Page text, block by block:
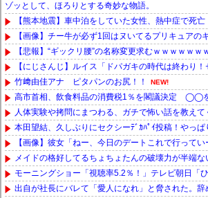
ゾッとして、ほろりとする奇妙な物語。
【熊本地震】車中泊をしていた女性、熱中症で死亡
【画像】チー牛が必ず1回はヌいてるプリキュアの
【悲報】“ギックリ腰”の名称変更求むｗｗｗｗｗｗ
【にじさんじ】ルイス「ドパガキの時代は終わり
竹﨑由佳アナ ピタパンのお尻！！ NEW!
高市首相、飲食料品の消費税1％を閣議決定 ◯◯
人体実験や拷問にまつわる、ガチで怖い話を教えて
本田望結、久しぶりにセクシーﾃﾞｶﾊﾟｲ投稿！やっ
【画像】彼女「ねー、今日のデートこれで行ってい
メイドの格好してるちょちょたんの破壊力が半端な
モーニングショー「視聴率5.2％！」テレビ朝日「
出自が社長にバレて「愛人になれ」と脅された。